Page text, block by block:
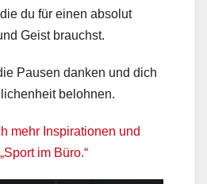
du für einen absolut
Geist brauchst.
Pausen danken und dich
belohnen.
mehr Inspirationen und
im Büro.“